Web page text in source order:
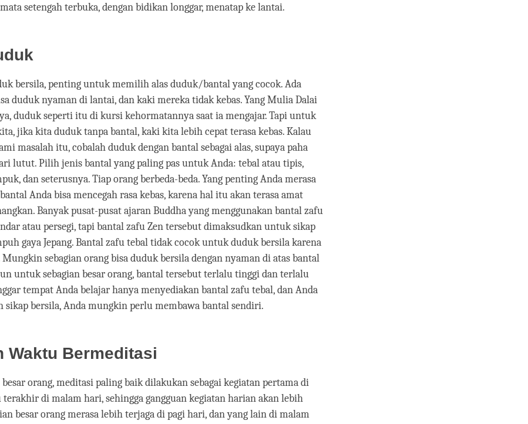
setengah terbuka, dengan bidikan longgar, menatap ke lantai.
bersila, penting untuk memilih alas duduk/bantal yang cocok. Ada
duduk nyaman di lantai, dan kaki mereka tidak kebas. Yang Mulia Dalai
duduk seperti itu di kursi kehormatannya saat ia mengajar. Tapi untuk
jika kita duduk tanpa bantal, kaki kita lebih cepat terasa kebas. Kalau
masalah itu, cobalah duduk dengan bantal sebagai alas, supaya paha
lutut. Pilih jenis bantal yang paling pas untuk Anda: tebal atau tipis,
dan seterusnya. Tiap orang berbeda-beda. Yang penting Anda merasa
Anda bisa mencegah rasa kebas, karena hal itu akan terasa amat
Banyak pusat-pusat ajaran Buddha yang menggunakan bantal zafu
atau persegi, tapi bantal zafu Zen tersebut dimaksudkan untuk sikap
gaya Jepang. Bantal zafu tebal tidak cocok untuk duduk bersila karena
sebagian orang bisa duduk bersila dengan nyaman di atas bantal
untuk sebagian besar orang, bantal tersebut terlalu tinggi dan terlalu
tempat Anda belajar hanya menyediakan bantal zafu tebal, dan Anda
sikap bersila, Anda mungkin perlu membawa bantal sendiri.
Waktu Bermeditasi
besar orang, meditasi paling baik dilakukan sebagai kegiatan pertama di
terakhir di malam hari, sehingga gangguan kegiatan harian akan lebih
besar orang merasa lebih terjaga di pagi hari, dan yang lain di malam